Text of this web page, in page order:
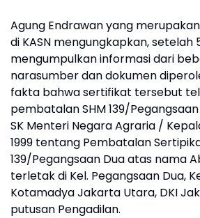
Agung Endrawan yang
di KASN mengungkapkan, setelah
mengumpulkan informasi dari
narasumber dan dokumen
fakta bahwa sertifikat tersebut
pembatalan SHM 139/
SK Menteri Negara Agraria /
1999 tentang Pembatalan
139/Pegangsaan Dua atas nama
terletak di Kel. Pegangsaan Dua,
Kotamadya Jakarta Utara, DKI
putusan Pengadilan.